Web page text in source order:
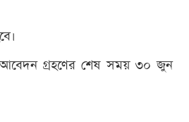
গ্রহণের শেষ সময় ৩০ জুন